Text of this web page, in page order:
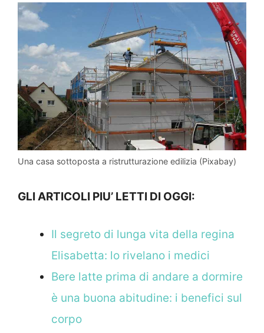
Una casa sottoposta a ristrutturazione edilizia (Pixabay)
GLI ARTICOLI PIU’ LETTI DI OGGI:
Il segreto di lunga vita della regina
Elisabetta: lo rivelano i medici
Bere latte prima di andare a dormire
è una buona abitudine: i benefici sul
corpo